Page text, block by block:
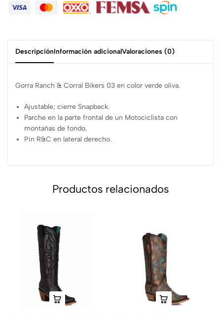
DescripciónInformación adicionalValoraciones (0)
Gorra Ranch & Corral Bikers 03 en color verde oliva.
Ajustable; cierre Snapback.
Parche en la parte frontal de un Motociclista con
montañas de fondo.
Pin R&C en lateral derecho.
Productos relacionados